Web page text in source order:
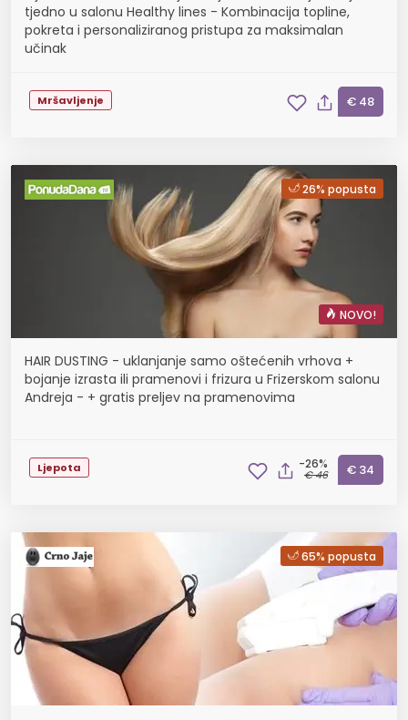
tjedno u salonu Healthy lines - Kombinacija topline,
pokreta i personaliziranog pristupa za maksimalan
učinak
Mršavljenje € 48
26% popusta
NOVO!
HAIR DUSTING - uklanjanje samo oštećenih vrhova +
bojanje izrasta ili pramenovi i frizura u Frizerskom salonu
Andreja - + gratis preljev na pramenovima
Ljepota -26%
€ 46 € 34
65% popusta